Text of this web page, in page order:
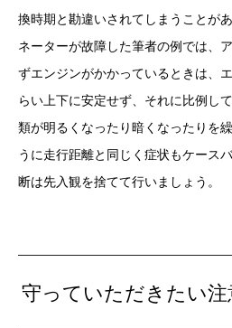
換時期と勘違いされてしまうことが
ネーターが故障した筆者の例では、
ずエンジンがかかっているときは、
らい上下に安定せず、それに比例し
類が明るくなったり暗くなったりを
うに走行距離と同じく症状もケース
断は先入観を捨てて行いましょう。
守っていただきたい注